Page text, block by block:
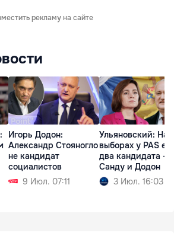
рекламу на сайте
Игорь Додон:
Александр Стояногло
не кандидат
социалистов
9 Июл. 07:11
Ульяновский: На
выборах у PAS
два кандидата -
Санду и Додон
3 Июл. 16:03